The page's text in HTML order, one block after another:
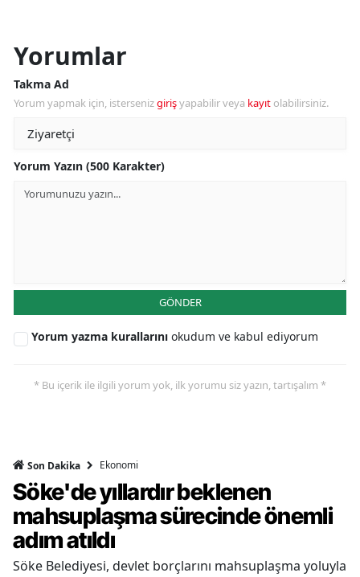
Yorumlar
Takma Ad
Yorum yapmak için, istersenizgirişyapabilir veya kayıt olabilirsiniz.
Yorum Yazın (500 Karakter)
GÖNDER
Yorum yazma kurallarını okudum ve kabul ediyorum
* Bu içerik ile ilgili yorum yok, ilk yorumu siz yazın, tartışalım *
Son Dakika Ekonomi
Söke'de yıllardır beklenen
mahsuplaşma sürecinde önemli
adım atıldı
Söke Belediyesi, devlet borçlarını mahsuplaşma yoluyla